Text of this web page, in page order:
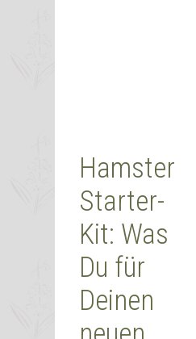
Hamster
Starter-
Kit: Was
Du für
Deinen